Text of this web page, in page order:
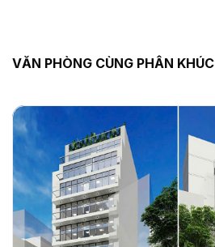
VĂN PHÒNG CÙNG PHÂN KHÚC